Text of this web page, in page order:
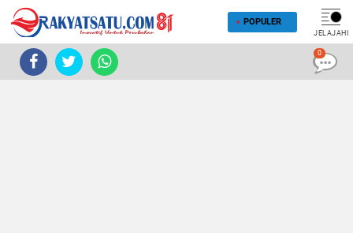
POPULER
JELAJAHI
0